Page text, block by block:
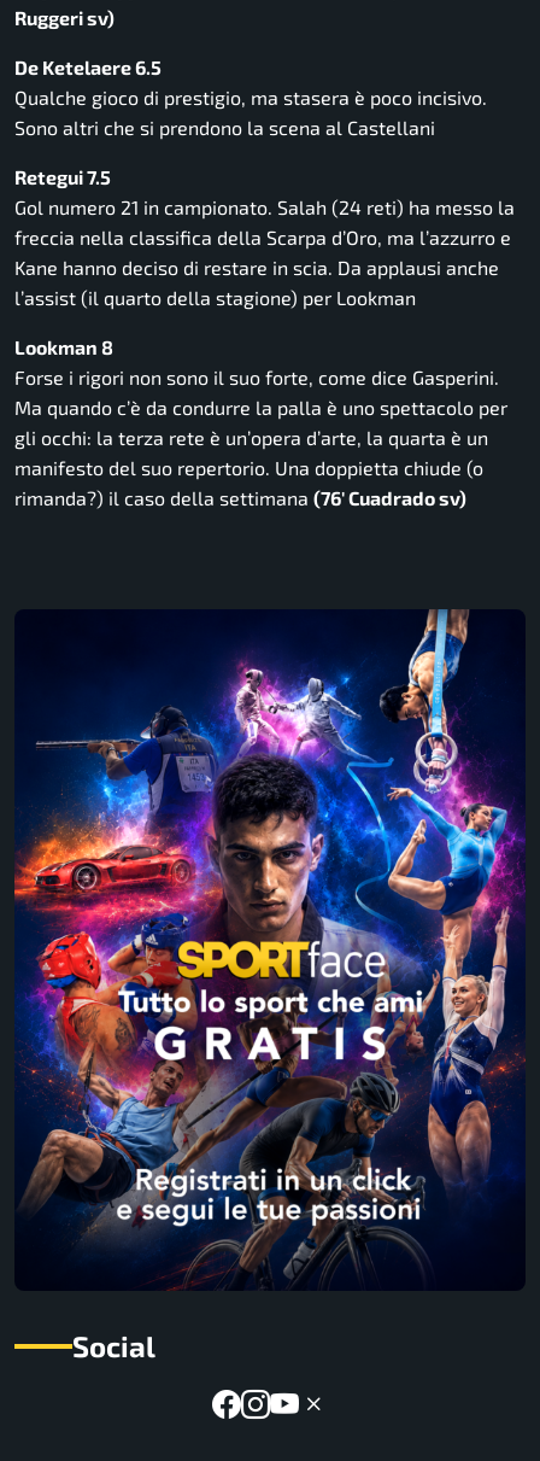
Ruggeri sv)
De Ketelaere 6.5
Qualche gioco di prestigio, ma stasera è poco incisivo.
Sono altri che si prendono la scena al Castellani
Retegui 7.5
Gol numero 21 in campionato. Salah (24 reti) ha messo la
freccia nella classifica della Scarpa d’Oro, ma l’azzurro e
Kane hanno deciso di restare in scia. Da applausi anche
l’assist (il quarto della stagione) per Lookman
Lookman 8
Forse i rigori non sono il suo forte, come dice Gasperini.
Ma quando c’è da condurre la palla è uno spettacolo per
gli occhi: la terza rete è un’opera d’arte, la quarta è un
manifesto del suo repertorio. Una doppietta chiude (o
rimanda?) il caso della settimana (76′ Cuadrado sv)
Social